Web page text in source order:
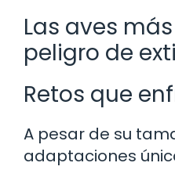
Las aves
peligro de
Retos que
A pesar de su
adaptaciones